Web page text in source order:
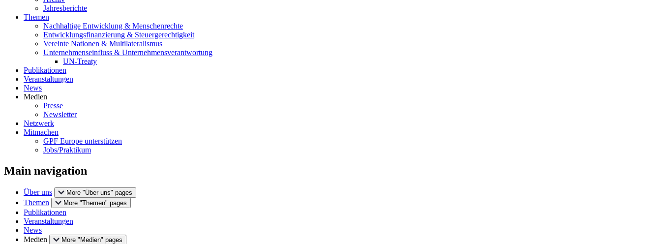
Jahresberichte
Themen
Nachhaltige Entwicklung & Menschenrechte
Entwicklungsfinanzierung & Steuergerechtigkeit
Vereinte Nationen & Multilateralismus
Unternehmenseinfluss & Unternehmensverantwortung
UN-Treaty
Publikationen
Veranstaltungen
News
Medien
Presse
Newsletter
Netzwerk
Mitmachen
GPF Europe unterstützen
Jobs/Praktikum
Main navigation
Über uns More "Über uns" pages
Themen More "Themen" pages
Publikationen
Veranstaltungen
News
Medien
More "Medien" pages